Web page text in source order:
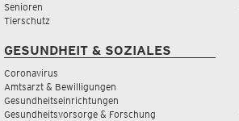
Senioren
Tierschutz
GESUNDHEIT & SOZIALES
Coronavirus
Amtsarzt & Bewilligungen
Gesundheitseinrichtungen
Gesundheitsvorsorge & Forschung